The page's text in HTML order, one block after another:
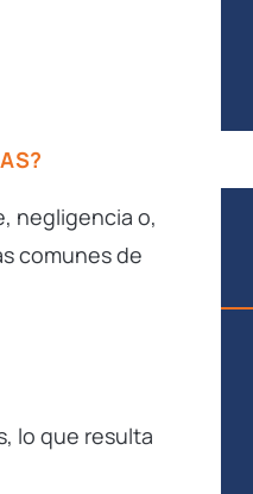
negligencia o,
comunes de
lo que resulta